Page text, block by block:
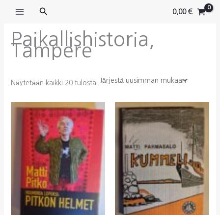
sisältöön
Hae 0,00€
Paikallishistoria,
Tampere
Näytetään kaikki 20 tulostaSorted